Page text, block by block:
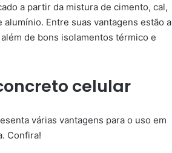
a partir da mistura de cimento, cal,
Entre suas vantagens estão a
de bons isolamentos térmico e
celular
várias vantagens para o uso em
Confira!